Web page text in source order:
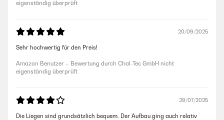
eigenständig überprüft
20/09/2025
Sehr hochwertig für den Preis!
Amazon Benutzer – Bewertung durch Chal-Tec GmbH nicht
eigenständig überprüft
29/07/2025
Die Liegen sind grundsätzlich bequem. Der Aufbau ging auch relativ